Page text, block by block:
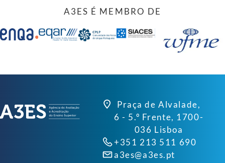
A3ES É MEMBRO DE
Praça de Alvalade,
6 - 5.º Frente, 1700-
036 Lisboa
+351 213 511 690
a3es@a3es.pt